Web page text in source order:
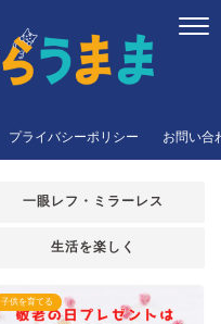
プライバシーポリシー お問い合
一眼レフ・ミラーレス
生活を楽しく
子供を育てる